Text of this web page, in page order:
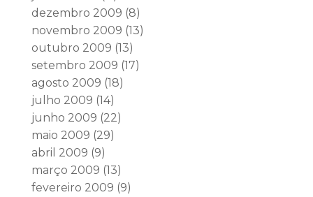
dezembro 2009 (8)
novembro 2009 (13)
outubro 2009 (13)
setembro 2009 (17)
agosto 2009 (18)
julho 2009 (14)
junho 2009 (22)
maio 2009 (29)
abril 2009 (9)
março 2009 (13)
fevereiro 2009 (9)